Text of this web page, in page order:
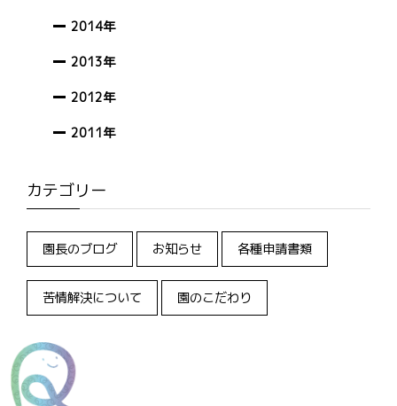
2014年
2013年
2012年
2011年
カテゴリー
園長のブログ お知らせ 各種申請書類
苦情解決について 園のこだわり